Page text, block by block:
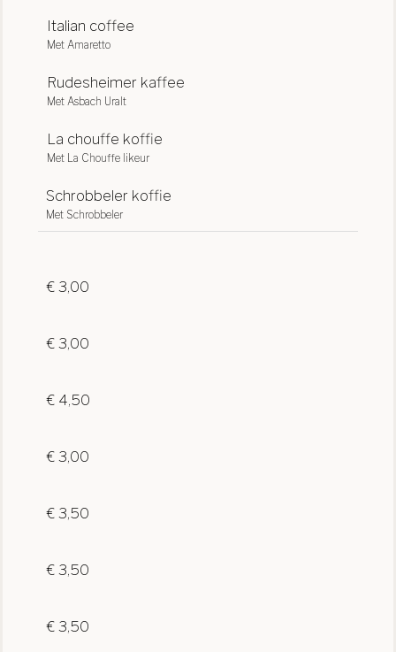
Italian coffee
Met Amaretto
Rudesheimer kaffee
Met Asbach Uralt
La chouffe koffie
Met La Chouffe likeur
Schrobbeler koffie
Met Schrobbeler
€ 3,00
€ 3,00
€ 4,50
€ 3,00
€ 3,50
€ 3,50
€ 3,50